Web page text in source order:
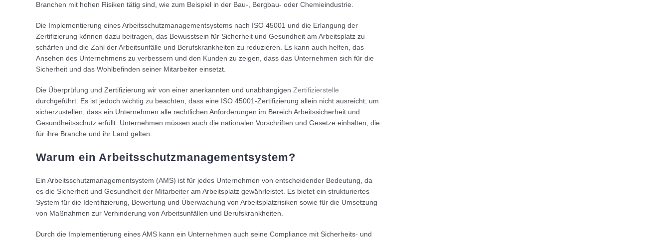
Branchen mit hohen Risiken tätig sind, wie zum Beispiel in der Bau-, Bergbau- oder Chemieindustrie.
Die Implementierung eines Arbeitsschutzmanagementsystems nach ISO 45001 und die Erlangung der
Zertifizierung können dazu beitragen, das Bewusstsein für Sicherheit und Gesundheit am Arbeitsplatz zu
schärfen und die Zahl der Arbeitsunfälle und Berufskrankheiten zu reduzieren. Es kann auch helfen, das
Ansehen des Unternehmens zu verbessern und den Kunden zu zeigen, dass das Unternehmen sich für die
Sicherheit und das Wohlbefinden seiner Mitarbeiter einsetzt.
Die Überprüfung und Zertifizierung wir von einer anerkannten und unabhängigen Zertifizierstelle
durchgeführt. Es ist jedoch wichtig zu beachten, dass eine ISO 45001-Zertifizierung allein nicht ausreicht, um
sicherzustellen, dass ein Unternehmen alle rechtlichen Anforderungen im Bereich Arbeitssicherheit und
Gesundheitsschutz erfüllt. Unternehmen müssen auch die nationalen Vorschriften und Gesetze einhalten, die
für ihre Branche und ihr Land gelten.
Warum ein Arbeitsschutzmanagementsystem?
Ein Arbeitsschutzmanagementsystem (AMS) ist für jedes Unternehmen von entscheidender Bedeutung, da
es die Sicherheit und Gesundheit der Mitarbeiter am Arbeitsplatz gewährleistet. Es bietet ein strukturiertes
System für die Identifizierung, Bewertung und Überwachung von Arbeitsplatzrisiken sowie für die Umsetzung
von Maßnahmen zur Verhinderung von Arbeitsunfällen und Berufskrankheiten.
Durch die Implementierung eines AMS kann ein Unternehmen auch seine Compliance mit Sicherheits- und